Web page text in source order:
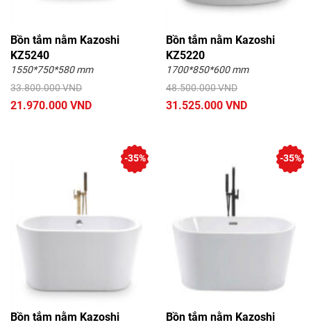
Bồn tắm GEMY Bồn tắm FABIAO
Bồn tắm CLEANMAX Bồn tắm Hanjin
Bồn tắm Elimen
Bồn tắm nằm Kazoshi
KZ5240
1550*750*580 mm
33.800.000 VND
21.970.000 VND
Bồn tắm nằm Kazoshi
KZ5220
1700*850*600 mm
48.500.000 VND
31.525.000 VND
Bồn tắm nằm Kazoshi
-35%
Bồn tắm nằm Kazoshi
-35%